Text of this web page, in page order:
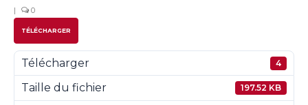
| 0
TÉLÉCHARGER
Télécharger 4
Taille du fichier 197.52 KB